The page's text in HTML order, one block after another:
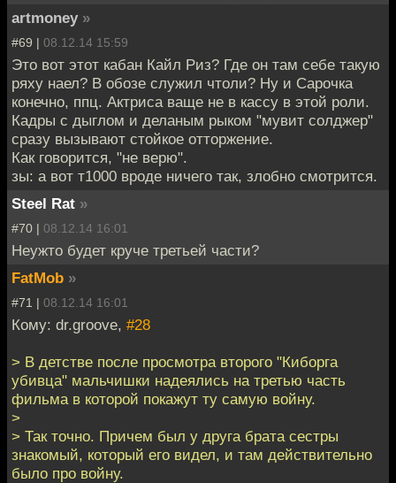
artmoney »
#69 | 08.12.14 15:59
Это вот этот кабан Кайл Риз? Где он там себе такую
ряху наел? В обозе служил чтоли? Ну и Сарочка
конечно, ппц. Актриса ваще не в кассу в этой роли.
Кадры с дыглом и деланым рыком "мувит солджер"
сразу вызывают стойкое отторжение.
Как говорится, "не верю".
зы: а вот т1000 вроде ничего так, злобно смотрится.
Steel Rat »
#70 | 08.12.14 16:01
Неужто будет круче третьей части?
FatMob »
#71 | 08.12.14 16:01
Кому: dr.groove, #28
> В детстве после просмотра второго "Киборга
убивца" мальчишки надеялись на третью часть
фильма в которой покажут ту самую войну.
>
> Так точно. Причем был у друга брата сестры
знакомый, который его видел, и там действительно
было про войну.